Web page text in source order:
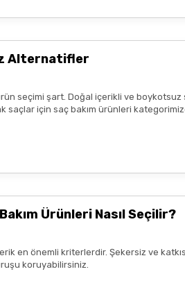
aldıklarım burada daha
ilk tercih sebebimdi iletişim ve
çok güzel
Alternatifler
seçimi şart. Doğal içerikli ve boykotsuz
saçlar için saç bakım ürünleri
Ürünleri Nasıl Seçilir?
en önemli kriterlerdir. Şekersiz ve
koruyabilirsiniz.